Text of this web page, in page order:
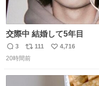
交際中 結婚して5年目
返
信
3
リ
ポ
111
い
4,716
20時間前